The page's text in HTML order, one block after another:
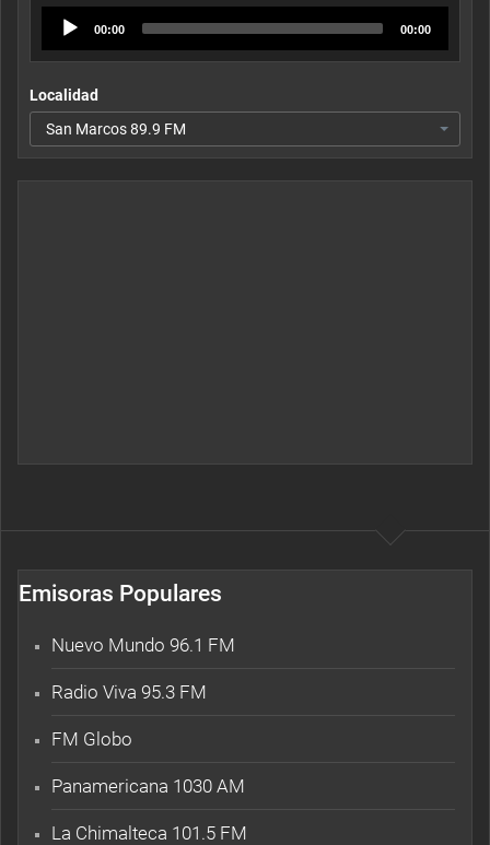
Player
00:00 00:00
Localidad
San Marcos 89.9 FM
Emisoras Populares
Nuevo Mundo 96.1 FM
Radio Viva 95.3 FM
FM Globo
Panamericana 1030 AM
La Chimalteca 101.5 FM